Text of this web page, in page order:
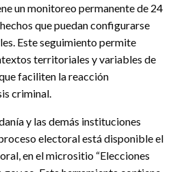
un monitoreo permanente de 24
que puedan configurarse
Este seguimiento permite
territoriales y variables de
faciliten la reacción
criminal.
y las demás instituciones
electoral está disponible el
en el micrositio “Elecciones